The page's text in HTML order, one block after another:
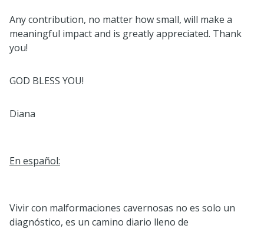
Any contribution, no matter how small, will make a
meaningful impact and is greatly appreciated. Thank
you!
GOD BLESS YOU!
Diana
En español:
Vivir con malformaciones cavernosas no es solo un
diagnóstico, es un camino diario lleno de